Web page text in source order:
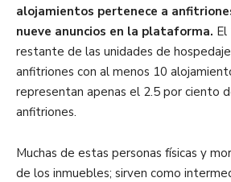
alojamientos pertenece a
nueve anuncios en la plataforma.
restante de las unidades de
anfitriones con al menos 10
representan apenas el 2.5 por ciento
anfitriones.
Muchas de estas personas físicas y
de los inmuebles; sirven como